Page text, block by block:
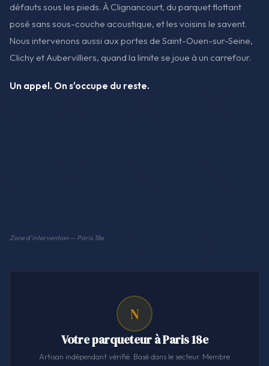
défauts sous les pieds. À Clignancourt, du parquet flottant
posé sans sous-couche acoustique, et les voisins le savent.
Nous intervenons aussi aux portes de Saint-Ouen-sur-Seine,
Clichy et Aubervilliers, quand la limite se joue à un carrefour.
Un appel. On s'occupe du reste.
Zone d'intervention — Paris 18e
N
Votre parqueteur à Paris 18e
Artisan indépendant vérifié. Basé dans le secteur. Membre